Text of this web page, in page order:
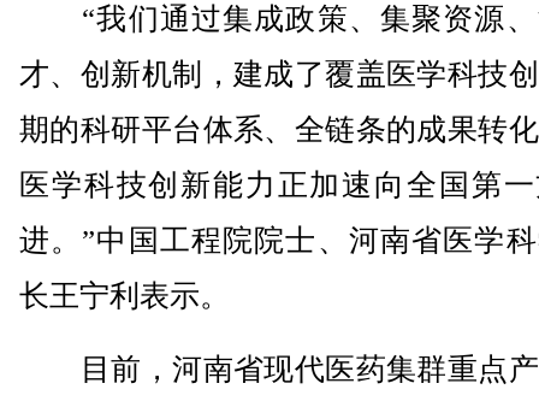
“我们通过集成政策、集聚资源、
才、创新机制，建成了覆盖医学科技
期的科研平台体系、全链条的成果转
医学科技创新能力正加速向全国第
进。”中国工程院院士、河南省医学
长王宁利表示。
目前，河南省现代医药集群重点